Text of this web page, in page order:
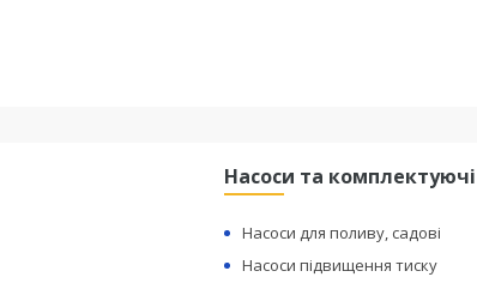
Насоси та комплектуючі
Насоси для поливу, садові
Насоси підвищення тиску